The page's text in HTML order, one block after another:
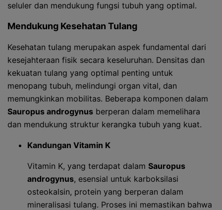
seluler dan mendukung fungsi tubuh yang optimal.
Mendukung Kesehatan Tulang
Kesehatan tulang merupakan aspek fundamental dari
kesejahteraan fisik secara keseluruhan. Densitas dan
kekuatan tulang yang optimal penting untuk
menopang tubuh, melindungi organ vital, dan
memungkinkan mobilitas. Beberapa komponen dalam
Sauropus androgynus berperan dalam memelihara
dan mendukung struktur kerangka tubuh yang kuat.
Kandungan Vitamin K
Vitamin K, yang terdapat dalam Sauropus
androgynus, esensial untuk karboksilasi
osteokalsin, protein yang berperan dalam
mineralisasi tulang. Proses ini memastikan bahwa